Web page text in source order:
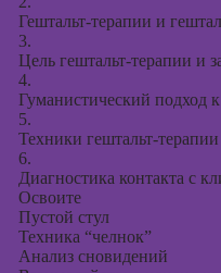
Гештальт-терапии и
3.
Цель гештальт-терапии и
4.
Гуманистический подход
5.
Техники гештальт-терапии
6.
Диагностика контакта с
Освоите
Пустой стул
Техника “челнок”
Анализ сновидений